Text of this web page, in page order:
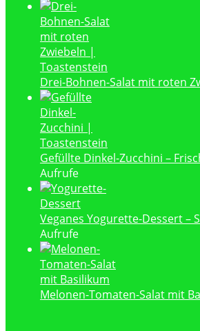
Drei-Bohnen-Salat mit roten
Gefüllte Dinkel-Zucchini –
Aufrufe
Veganes Yogurette-Dessert –
Aufrufe
Melonen-Tomaten-Salat mit